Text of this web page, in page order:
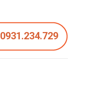
0931.234.729